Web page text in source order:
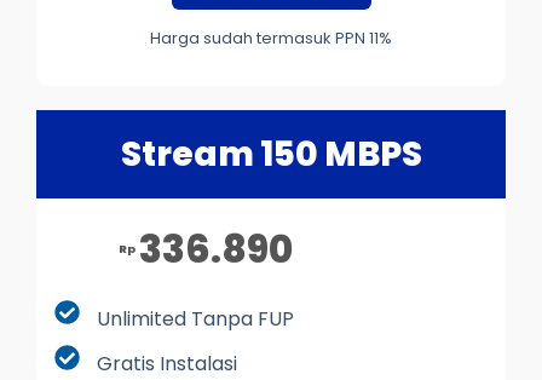
Harga sudah termasuk PPN 11%
Stream 150 MBPS
Rp 336.890
Unlimited Tanpa FUP
Gratis Instalasi